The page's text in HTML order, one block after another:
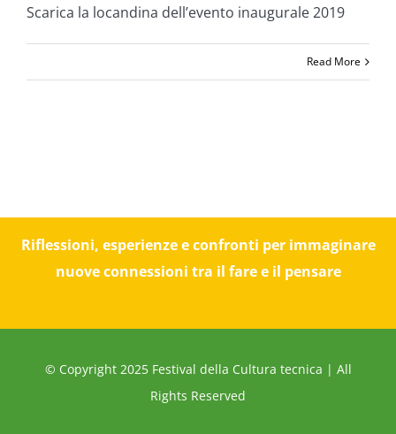
Scarica la locandina dell’evento inaugurale 2019
Read More
Riflessioni, esperienze e confronti per immaginare
nuove connessioni tra il fare e il pensare
© Copyright 2025 Festival della Cultura tecnica | All
Rights Reserved